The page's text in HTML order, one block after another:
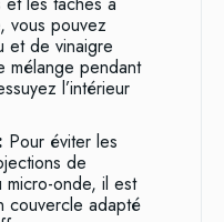
vous pouvez
et de vinaigre
mélange pendant
l’intérieur
Pour éviter les
de
micro-onde, il est
couvercle adapté